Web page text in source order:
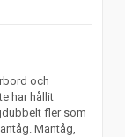
och
har hållit
fler som
Mantåg,